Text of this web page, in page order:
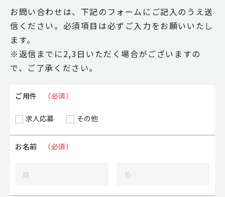
お問い合わせは、下記のフォームにご記入のうえ送
信ください。必須項目は必ずご入力をお願いいたし
ます。
※返信までに2,3日いただく場合がございますの
で、ご了承ください。
ご用件 （必須）
求人応募 その他
お名前 （必須）